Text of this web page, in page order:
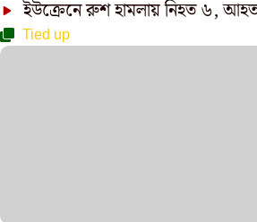
ইউক্রেনে রুশ হামলায় নিহত ৬,
Tied up